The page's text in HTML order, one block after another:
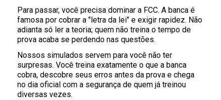
Para passar, você precisa dominar a FCC. A banca é
famosa por cobrar a "letra da lei" e exigir rapidez. Não
adianta só ler a teoria; quem não treina o tempo de
prova acaba se perdendo nas questões.
Nossos simulados servem para você não ter
surpresas. Você treina exatamente o que a banca
cobra, descobre seus erros antes da prova e chega
no dia oficial com a segurança de quem já treinou
diversas vezes.